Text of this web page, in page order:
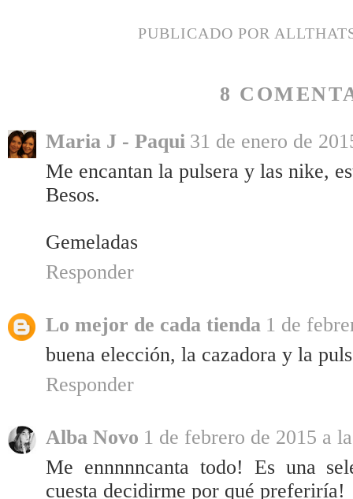
PUBLICADO POR
8
Maria J - Paqui 31 de enero de
Me encantan la pulsera y las nike,
Besos.
Gemeladas
Responder
Lo mejor de cada tienda 1 de
buena elección, la cazadora y la
Responder
Alba Novo 1 de febrero de 2015 a
Me ennnnncanta todo! Es una
cuesta decidirme por qué preferiría!